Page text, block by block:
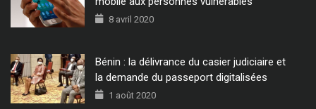
8 avril 2020
Bénin : la délivrance du casier judiciaire et
la demande du passeport digitalisées
1 août 2020